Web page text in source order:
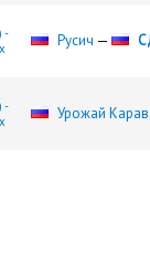
-
Русич —
-
Урожай